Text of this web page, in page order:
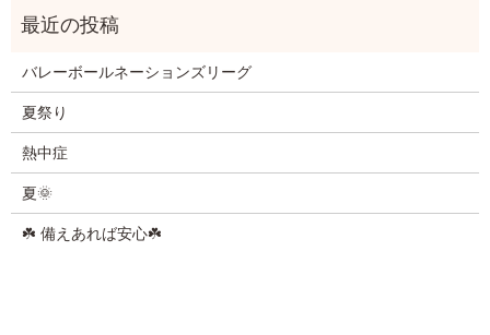
バレーボールネーションズリーグ
夏祭り
熱中症
夏🌞
☘️ 備えあれば安心☘️